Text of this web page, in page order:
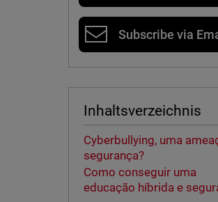
Subscribe via
Inhaltsverzeichnis
Cyberbullying, uma
segurança?
Como conseguir uma
educação híbrida e